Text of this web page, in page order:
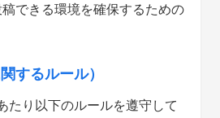
できる環境を確保するための
するルール）
たり以下のルールを遵守して